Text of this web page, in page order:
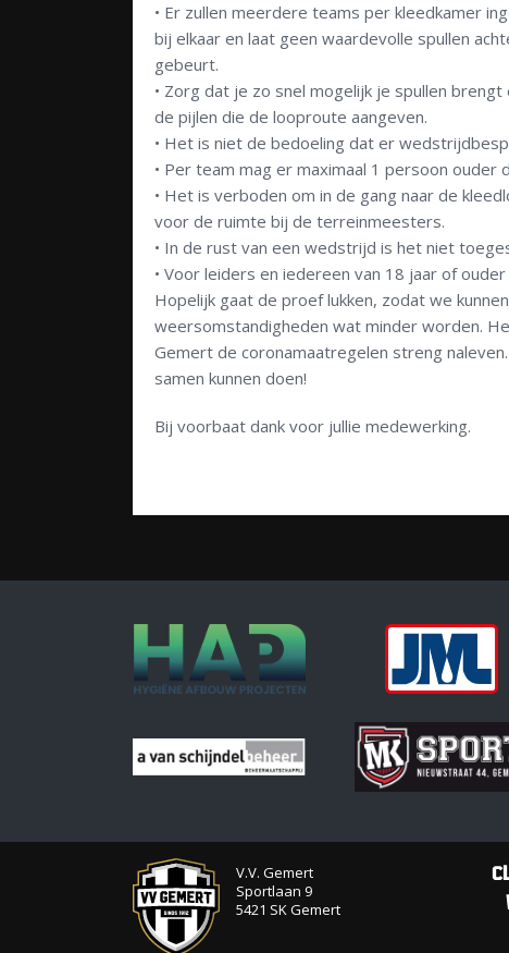
• Er zullen meerdere teams per kleedkamer
bij elkaar en laat geen waardevolle spullen
gebeurt.
• Zorg dat je zo snel mogelijk je spullen
de pijlen die de looproute aangeven.
• Het is niet de bedoeling dat er
• Per team mag er maximaal 1 persoon ouder
• Het is verboden om in de gang naar de
voor de ruimte bij de terreinmeesters.
• In de rust van een wedstrijd is het niet toe
• Voor leiders en iedereen van 18 jaar of
Hopelijk gaat de proef lukken, zodat we
weersomstandigheden wat minder worden.
Gemert de coronamaatregelen streng
samen kunnen doen!
Bij voorbaat dank voor jullie medewerking.
V.V. Gemert
Sportlaan 9
5421 SK Gemert